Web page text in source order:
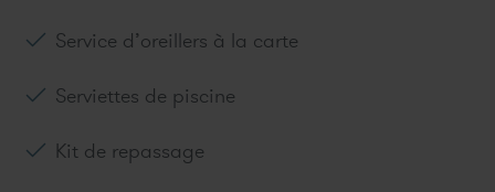
Service d’oreillers à la carte
Serviettes de piscine
Kit de repassage